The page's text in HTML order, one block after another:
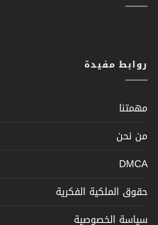
روابط مفيدة
مهمتنا
من نحن
DMCA
حقوق الملكية الفكرية
سياسة الخصوصية